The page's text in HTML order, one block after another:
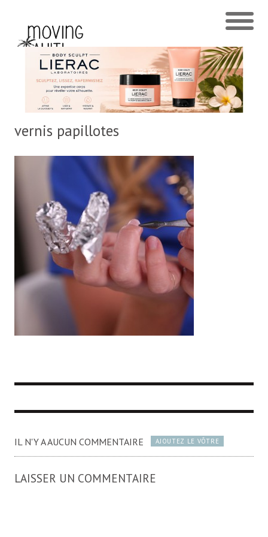
vernis papillotes
IL N'Y A AUCUN COMMENTAIRE AJOUTEZ LE VÔTRE
LAISSER UN COMMENTAIRE